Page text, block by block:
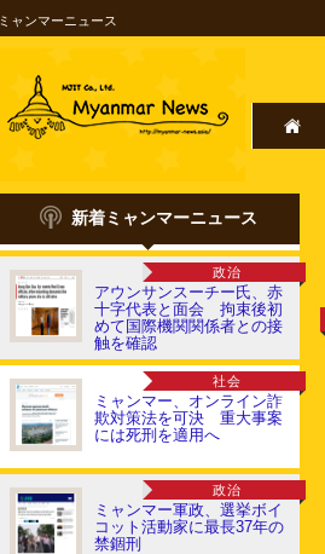
ミャンマーニュース
新着ミャンマーニュース
政治
アウンサンスーチー氏、赤
十字代表と面会 拘束後初
めて国際機関関係者との接
触を確認
社会
ミャンマー、オンライン詐
欺対策法を可決 重大事案
には死刑を適用へ
政治
ミャンマー軍政、選挙ボイ
コット活動家に最長37年の
禁錮刑